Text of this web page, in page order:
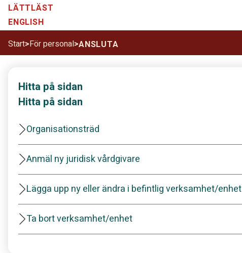
LÄTTLÄST
ENGLISH
Start>För personal>ANSLUTA
Hitta på sidan
Hitta på sidan
Organisationsträd
Anmäl ny juridisk vårdgivare
Lägga upp ny eller ändra i befintlig verksamhet/enhet
Ta bort verksamhet/enhet